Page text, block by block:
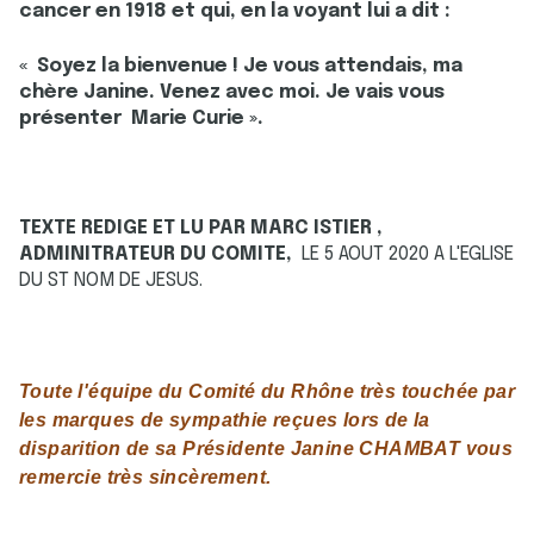
cancer en 1918 et qui, en la voyant lui a dit :
« Soyez la bienvenue ! Je vous attendais, ma
chère Janine. Venez avec moi. Je vais vous
présenter Marie Curie ».
TEXTE REDIGE ET LU PAR MARC ISTIER ,
ADMINITRATEUR DU COMITE,
LE 5 AOUT 2020 A L'EGLISE
DU ST NOM DE JESUS.
Toute l'équipe du Comité du Rhône très touchée par
les marques de sympathie reçues lors de la
disparition de sa Présidente Janine CHAMBAT vous
remercie très sincèrement.